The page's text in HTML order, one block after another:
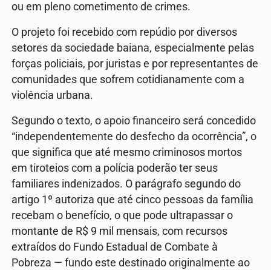
ou em pleno cometimento de crimes.
O projeto foi recebido com repúdio por diversos
setores da sociedade baiana, especialmente pelas
forças policiais, por juristas e por representantes de
comunidades que sofrem cotidianamente com a
violência urbana.
Segundo o texto, o apoio financeiro será concedido
“independentemente do desfecho da ocorrência”, o
que significa que até mesmo criminosos mortos
em tiroteios com a polícia poderão ter seus
familiares indenizados. O parágrafo segundo do
artigo 1º autoriza que até cinco pessoas da família
recebam o benefício, o que pode ultrapassar o
montante de R$ 9 mil mensais, com recursos
extraídos do Fundo Estadual de Combate à
Pobreza — fundo este destinado originalmente ao